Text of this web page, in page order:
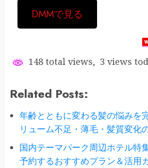
DMMで見る
148 total views, 3 views
Related Posts:
年齢とともに変わる髪の悩みを
リューム不足・薄毛・髪質変化
国内テーマパーク周辺ホテル特
予約するおすすめプラン＆活用